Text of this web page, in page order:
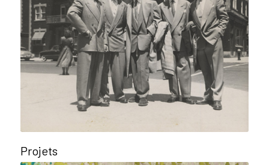
Projets